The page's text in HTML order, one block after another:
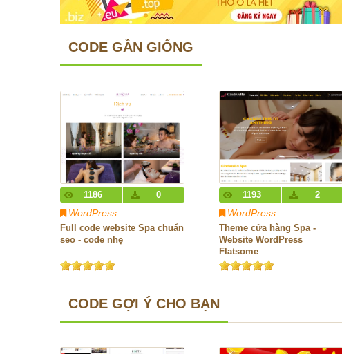
CODE GẦN GIỐNG
1186 0
WordPress
Full code website Spa chuẩn
seo - code nhẹ
1193 2
WordPress
Theme cửa hàng Spa -
Website WordPress
Flatsome
CODE GỢI Ý CHO BẠN